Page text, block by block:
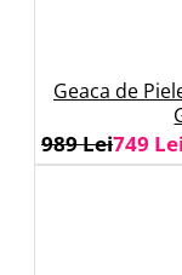
Geaca de
749 Lei
989 Lei